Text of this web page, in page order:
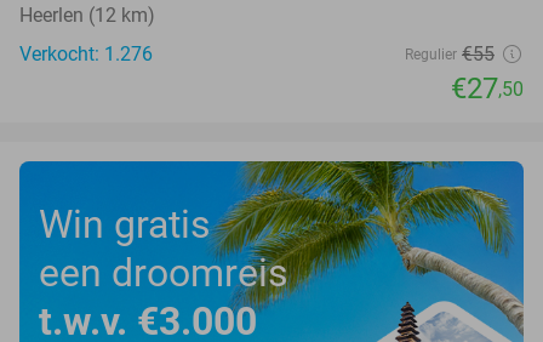
Heerlen (12 km)
Verkocht: 1.276
Regulier €55
€27,50
Win gratis
een droomreis
t.w.v. €3.000